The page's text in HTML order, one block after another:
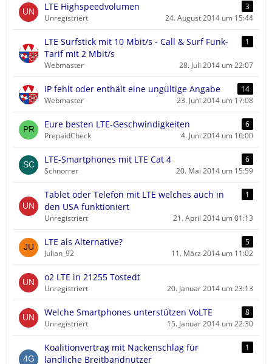
LTE Highspeedvolumen
3
Unregistriert
24. August 2014 um 15:44
LTE Surfstick mit 10 Mbit/s - Call & Surf Funk-
Tarif mit 2 Mbit/s
1
Webmaster 28. Juli 2014 um 22:07
IP fehlt oder enthält eine ungültige Angabe
14
Webmaster
23. Juni 2014 um 17:08
Eure besten LTE-Geschwindigkeiten
6
PrepaidCheck
4. Juni 2014 um 16:00
LTE-Smartphones mit LTE Cat 4
6
Schnorrer
20. Mai 2014 um 15:59
Tablet oder Telefon mit LTE welches auch in
den USA funktioniert
1
Unregistriert 21. April 2014 um 01:13
LTE als Alternative?
5
Julian_92
11. März 2014 um 11:02
o2 LTE in 21255 Tostedt
Unregistriert 20. Januar 2014 um 23:13
Welche Smartphones unterstützen VoLTE
8
Unregistriert
15. Januar 2014 um 22:30
Koalitionvertrag mit Nackenschlag für
ländliche Breitbandnutzer
1